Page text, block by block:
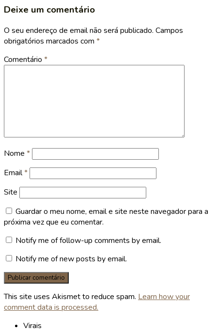
Deixe um comentário
O seu endereço de email não será publicado. Campos
obrigatórios marcados com *
Comentário *
Nome *
Email*
Site
Guardar o meu nome, email e site neste navegador para a
próxima vez que eu comentar.
Notify me of follow-up comments by email.
Notify me of new posts by email.
This site uses Akismet to reduce spam. Learn how your
comment data is processed.
Virais